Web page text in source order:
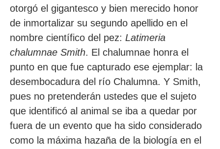
otorgó el gigantesco y bien merecido honor
de inmortalizar su segundo apellido en el
nombre científico del pez: Latimeria
chalumnae Smith. El chalumnae honra el
punto en que fue capturado ese ejemplar: la
desembocadura del río Chalumna. Y Smith,
pues no pretenderán ustedes que el sujeto
que identificó al animal se iba a quedar por
fuera de un evento que ha sido considerado
como la máxima hazaña de la biología en el